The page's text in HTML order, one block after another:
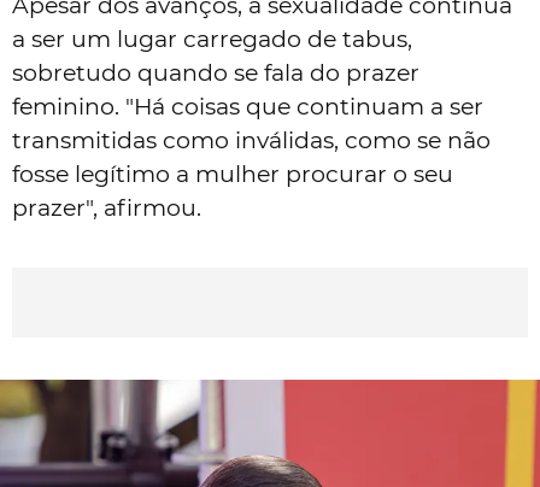
a ser um lugar carregado de tabus,
sobretudo quando se fala do prazer
feminino. "Há coisas que continuam a ser
transmitidas como inválidas, como se não
fosse legítimo a mulher procurar o seu
prazer", afirmou.